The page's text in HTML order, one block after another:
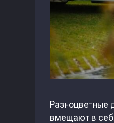
Разноцветные
вмещают в